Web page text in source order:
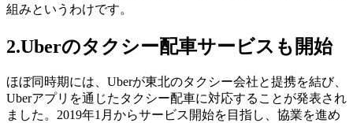
組みというわけです。
2.Uberのタクシー配車サービスも開始
ほぼ同時期には、Uberが東北のタクシー会社と提携を結び、
Uberアプリを通じたタクシー配車に対応することが発表され
ました。2019年1月からサービス開始を目指し、協業を進め